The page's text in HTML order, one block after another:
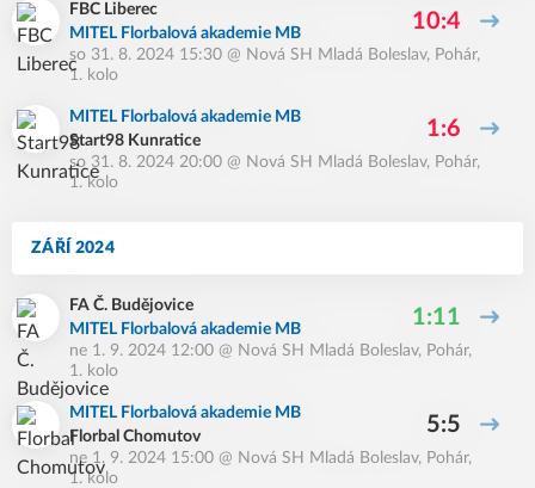
FBC Liberec
MITEL Florbalová akademie MB
10:4
so 31. 8. 2024 15:30 @ Nová SH Mladá Boleslav, Pohár,
1. kolo
MITEL Florbalová akademie MB
Start98 Kunratice
1:6
so 31. 8. 2024 20:00 @ Nová SH Mladá Boleslav, Pohár,
1. kolo
ZÁŘÍ 2024
FA Č. Budějovice
MITEL Florbalová akademie MB
1:11
ne 1. 9. 2024 12:00 @ Nová SH Mladá Boleslav, Pohár,
1. kolo
MITEL Florbalová akademie MB
Florbal Chomutov
5:5
ne 1. 9. 2024 15:00 @ Nová SH Mladá Boleslav, Pohár,
1. kolo